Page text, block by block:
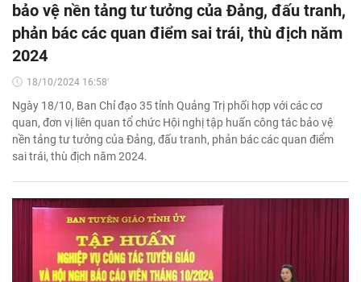
bảo vệ nền tảng tư tưởng của Đảng, đấu tranh,
phản bác các quan điểm sai trái, thù địch năm
2024
18/10/2024 16:58'
Ngày 18/10, Ban Chỉ đạo 35 tỉnh Quảng Trị phối hợp với các cơ
quan, đơn vị liên quan tổ chức Hội nghị tập huấn công tác bảo vệ
nền tảng tư tưởng của Đảng, đấu tranh, phản bác các quan điểm
sai trái, thù địch năm 2024.